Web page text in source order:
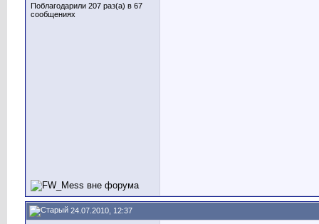
Поблагодарили 207 раз(а) в 67
сообщениях
24.07.2010, 12:37